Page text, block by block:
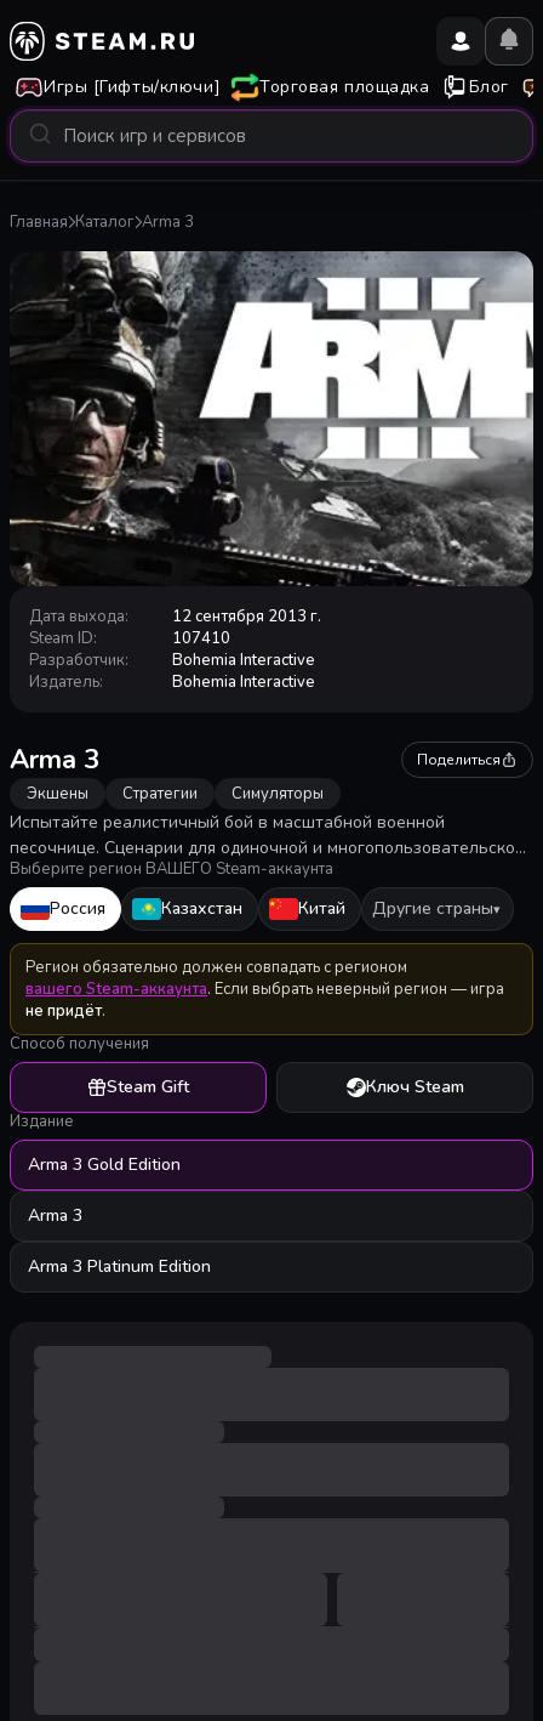
Игры [Гифты/ключи] Торговая площадка Блог
Главная Каталог Arma 3
Дата выхода:
12 сентября 2013 г.
Steam ID:
107410
Разработчик:
Bohemia Interactive
Издатель: Bohemia Interactive
Arma 3 Поделиться
Экшены Стратегии Симуляторы
Испытайте реалистичный бой в масштабной военной
песочнице. Сценарии для одиночной и многопользовательской
игры, обширный арсенал современного вооружения и техники и
широкие возможности для создания контента. Аутентичная,
разнообразная и открытая — Arma 3 отправляет вас в зону
боевых действий.
Выберите регион ВАШЕГО Steam-аккаунта
Россия Казахстан Китай Другие страны▾
Регион обязательно должен совпадать с регионом
вашего Steam-аккаунта. Если выбрать неверный регион — игра
не придёт.
Способ получения
Steam Gift Ключ Steam
Издание
Arma 3 Gold Edition
Arma 3
Arma 3 Platinum Edition